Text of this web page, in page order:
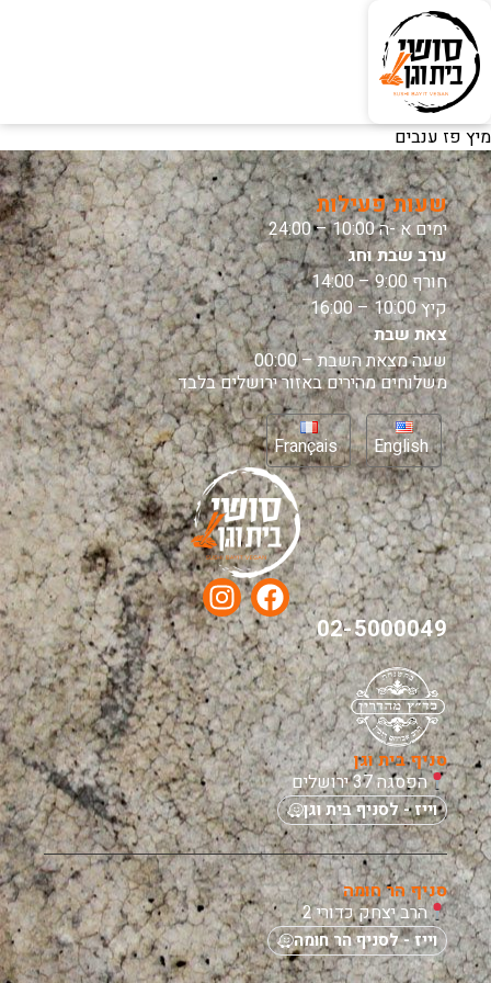
מיץ פז ענבים
שעות פעילות
ימים א -ה 10:00 – 24:00
ערב שבת וחג
חורף 9:00 – 14:00
קיץ 10:00 – 16:00
צאת שבת
שעה מצאת השבת – 00:00
משלוחים מהירים באזור ירושלים בלבד
English
Français
02-5000049
סניף בית וגן
הפסגה 37 ירושלים
וייז - לסניף בית וגן
סניף הר חומה
הרב יצחק כדורי 2
וייז - לסניף הר חומה